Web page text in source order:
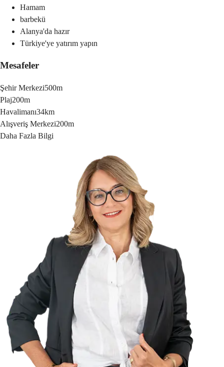
Hamam
barbekü
Alanya'da hazır
Türkiye'ye yatırım yapın
Mesafeler
Şehir Merkezi500m
Plaj200m
Havalimanı34km
Alışveriş Merkezi200m
Daha Fazla Bilgi